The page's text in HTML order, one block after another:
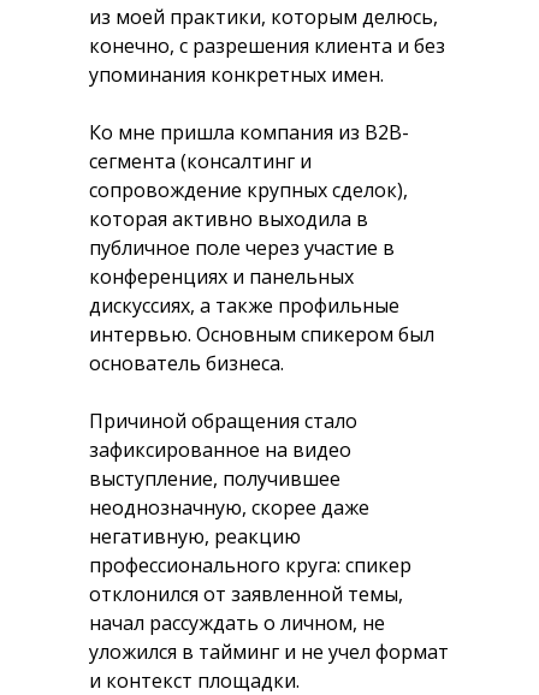
из моей практики, которым делюсь,
конечно, с разрешения клиента и без
упоминания конкретных имен.
Ко мне пришла компания из B2B-
сегмента (консалтинг и
сопровождение крупных сделок),
которая активно выходила в
публичное поле через участие в
конференциях и панельных
дискуссиях, а также профильные
интервью. Основным спикером был
основатель бизнеса.
Причиной обращения стало
зафиксированное на видео
выступление, получившее
неоднозначную, скорее даже
негативную, реакцию
профессионального круга: спикер
отклонился от заявленной темы,
начал рассуждать о личном, не
уложился в тайминг и не учел формат
и контекст площадки.